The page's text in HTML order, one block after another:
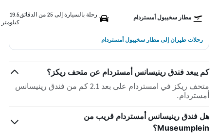
مطار سخيبول أمستردام رحلة بالسيارة إلى 25 من الدقائق
19.5
كيلومتر
رحلات طيران إلى مطار سخيبول أمستردام
كم يبعد فندق رينيسانس أمستردام عن متحف ريكز؟
متحف ريكز في امستردام على بعد 2.1 كم من فندق رينيسانس
أمستردام.
هل فندق رينيسانس أمستردام قريب من
Museumplein؟